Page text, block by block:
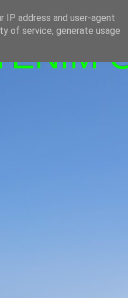
IP address and user-agent
of service, generate usage